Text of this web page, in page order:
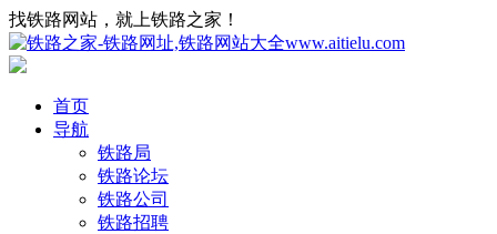
找铁路网站，就上铁路之家！
首页
导航
铁路局
铁路论坛
铁路公司
铁路招聘